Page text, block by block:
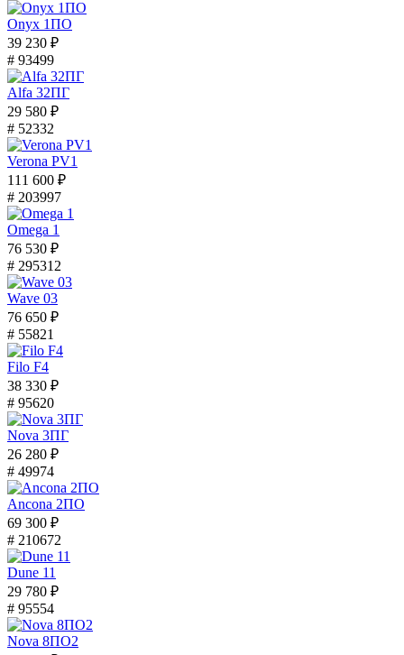
Onyx 1ПО
39 230 ₽
# 93499
Alfa 32ПГ
29 580 ₽
# 52332
Verona PV1
111 600 ₽
# 203997
Omega 1
76 530 ₽
# 295312
Wave 03
76 650 ₽
# 55821
Filo F4
38 330 ₽
# 95620
Nova 3ПГ
26 280 ₽
# 49974
Ancona 2ПО
69 300 ₽
# 210672
Dune 11
29 780 ₽
# 95554
Nova 8ПО2